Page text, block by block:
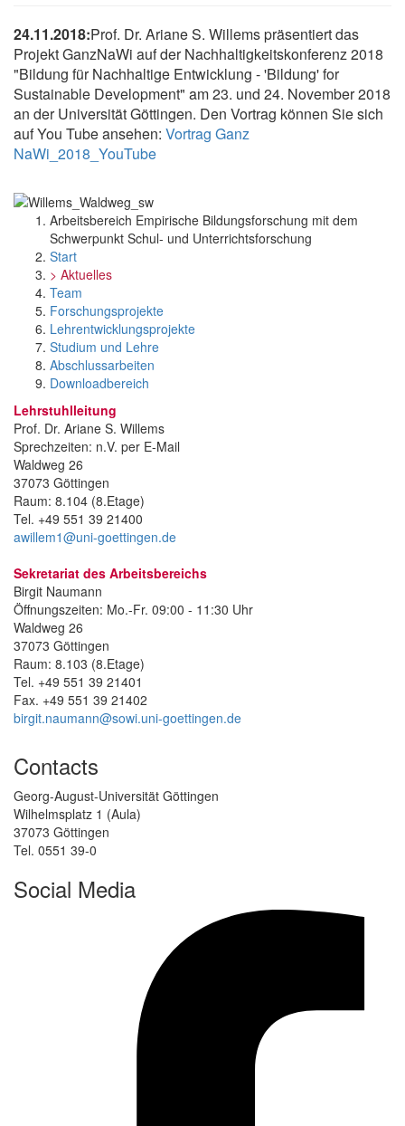
24.11.2018:Prof. Dr. Ariane S. Willems präsentiert das
Projekt GanzNaWi auf der Nachhaltigkeitskonferenz 2018
"Bildung für Nachhaltige Entwicklung - 'Bildung' for
Sustainable Development" am 23. und 24. November 2018
an der Universität Göttingen. Den Vortrag können Sie sich
auf You Tube ansehen: Vortrag Ganz
NaWi_2018_YouTube
Arbeitsbereich Empirische Bildungsforschung mit dem
Schwerpunkt Schul- und Unterrichtsforschung
Start
> Aktuelles
Team
Forschungsprojekte
Lehrentwicklungsprojekte
Studium und Lehre
Abschlussarbeiten
Downloadbereich
Lehrstuhlleitung
Prof. Dr. Ariane S. Willems
Sprechzeiten: n.V. per E-Mail
Waldweg 26
37073 Göttingen
Raum: 8.104 (8.Etage)
Tel. +49 551 39 21400
awillem1@uni-goettingen.de
Sekretariat des Arbeitsbereichs
Birgit Naumann
Öffnungszeiten: Mo.-Fr. 09:00 - 11:30 Uhr
Waldweg 26
37073 Göttingen
Raum: 8.103 (8.Etage)
Tel. +49 551 39 21401
Fax. +49 551 39 21402
birgit.naumann@sowi.uni-goettingen.de
Contacts
Georg-August-Universität Göttingen
Wilhelmsplatz 1 (Aula)
37073 Göttingen
Tel. 0551 39-0
Social Media